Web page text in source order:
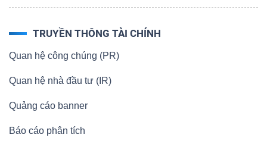
TRUYỀN THÔNG TÀI CHÍNH
Quan hệ công chúng (PR)
Quan hệ nhà đầu tư (IR)
Quảng cáo banner
Báo cáo phân tích